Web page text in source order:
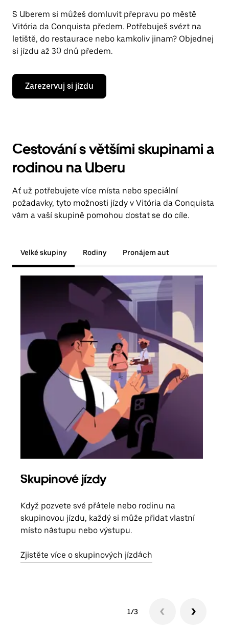
S Uberem si můžeš domluvit přepravu po městě
Vitória da Conquista předem. Potřebuješ svézt na
letiště, do restaurace nebo kamkoliv jinam? Objednej
si jízdu až 30 dnů předem.
Zarezervuj si jízdu
Cestování s většími skupinami a
rodinou na Uberu
Ať už potřebujete více místa nebo speciální
požadavky, tyto možnosti jízdy v Vitória da Conquista
vám a vaší skupině pomohou dostat se do cíle.
Velké skupiny Rodiny Pronájem aut
Skupinové jízdy
Když pozvete své přátele nebo rodinu na
skupinovou jízdu, každý si může přidat vlastní
místo nástupu nebo výstupu.
Zjistěte více o skupinových jízdách
1/3